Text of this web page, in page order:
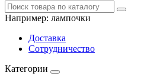
Например: лампочки
Доставка
Сотрудничество
Категории